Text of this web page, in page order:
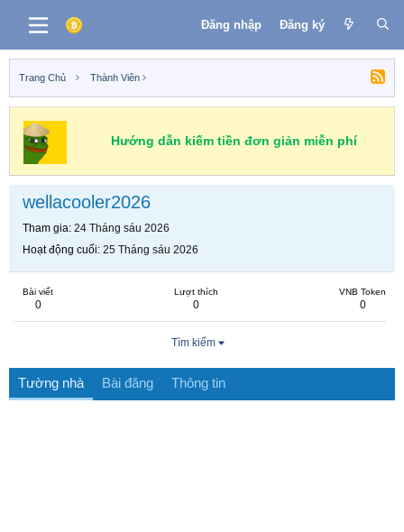
Đăng nhập Đăng ký
Trang Chủ Thành Viên
Hướng dẫn kiếm tiền đơn giản miễn phí
wellacooler2026
Tham gia 24 Tháng sáu 2026
Hoạt động cuối 25 Tháng sáu 2026
Bài viết
0
Lượt thích
0
VNB Token
0
Tìm kiếm
Tường nhà Bài đăng Thông tin